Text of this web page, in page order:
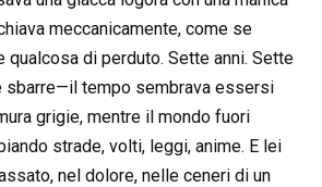
meccanicamente, come se
qualcosa di perduto. Sette anni. Sette
sbarre—il tempo sembrava essersi
grigie, mentre il mondo fuori
strade, volti, leggi, anime. E lei
nel dolore, nelle ceneri di un